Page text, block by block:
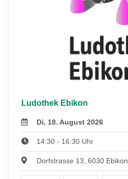
Ludothek Ebikon
Di, 18. August 2026
14:30 - 16:30 Uhr
Dorfstrasse 13, 6030 Ebikon